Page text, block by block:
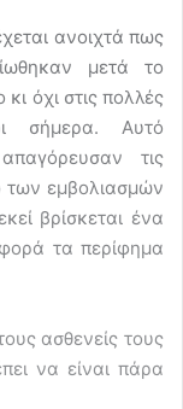
ανοιχτά πως
μετά το
όχι στις πολλές
σήμερα. Αυτό
τις
των εμβολιασμών
βρίσκεται ένα
τα περίφημα
ασθενείς τους
να είναι πάρα